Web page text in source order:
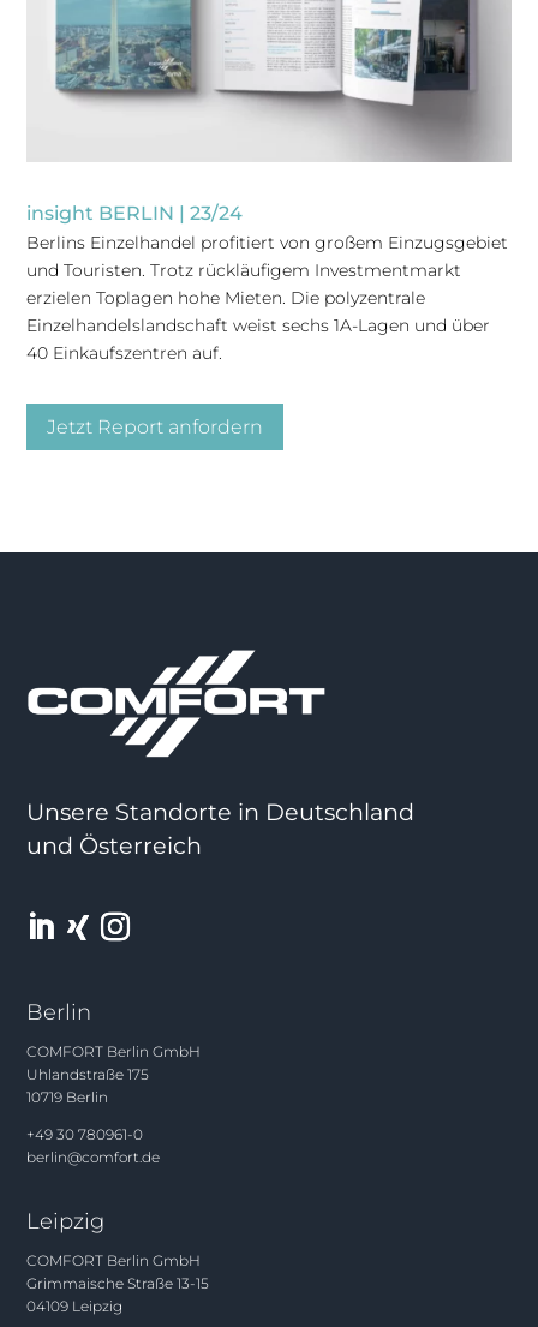
insight BERLIN | 23/24
Berlins Einzelhandel profitiert von großem Einzugsgebiet
und Touristen. Trotz rückläufigem Investmentmarkt
erzielen Toplagen hohe Mieten. Die polyzentrale
Einzelhandelslandschaft weist sechs 1A-Lagen und über
40 Einkaufszentren auf.
Jetzt Report anfordern
Unsere Standorte in Deutschland
und Österreich
Berlin
COMFORT Berlin GmbH
Uhlandstraße 175
10719 Berlin
+49 30 780961-0
berlin@comfort.de
Leipzig
COMFORT Berlin GmbH
Grimmaische Straße 13-15
04109 Leipzig